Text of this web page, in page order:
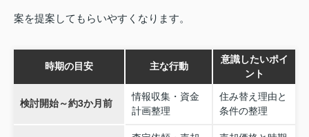
案を提案してもらいやすくなります。
時期の目安 主な行動
意識したいポイ
ント
検討開始～約3か月前
情報収集・資金
計画整理
住み替え理由と
条件の整理